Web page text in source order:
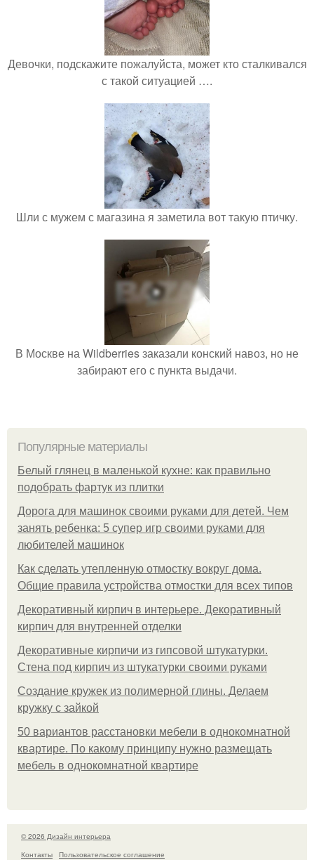
Девочки, подскажите пожалуйста, может кто сталкивался
с такой ситуацией ….
Шли с мужем с магазина я заметила вот такую птичку.
В Москве на Wildberries заказали конский навоз, но не
забирают его с пункта выдачи.
Популярные материалы
Белый глянец в маленькой кухне: как правильно
подобрать фартук из плитки
Дорога для машинок своими руками для детей. Чем
занять ребенка: 5 супер игр своими руками для
любителей машинок
Как сделать утепленную отмостку вокруг дома.
Общие правила устройства отмостки для всех типов
Декоративный кирпич в интерьере. Декоративный
кирпич для внутренней отделки
Декоративные кирпичи из гипсовой штукатурки.
Стена под кирпич из штукатурки своими руками
Создание кружек из полимерной глины. Делаем
кружку с зайкой
50 вариантов расстановки мебели в однокомнатной
квартире. По какому принципу нужно размещать
мебель в однокомнатной квартире
© 2026 Дизайн интерьера
Контакты
Пользовательское соглашение